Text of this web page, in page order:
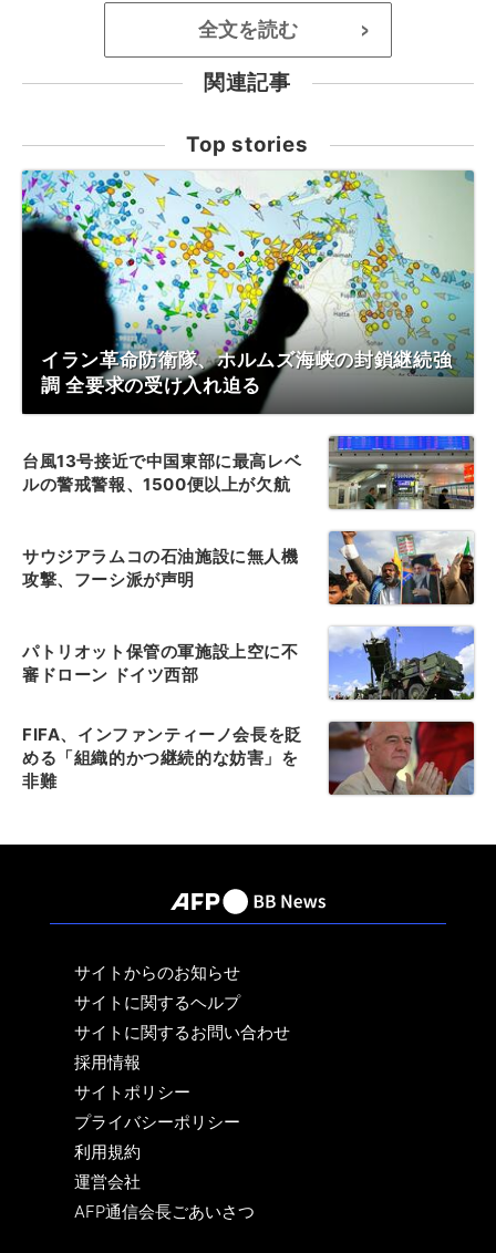
全文を読む >
関連記事
Top stories
イラン革命防衛隊、ホルムズ海峡の封鎖継続強
調 全要求の受け入れ迫る
台風13号接近で中国東部に最高レベ
ルの警戒警報、1500便以上が欠航
サウジアラムコの石油施設に無人機
攻撃、フーシ派が声明
パトリオット保管の軍施設上空に不
審ドローン ドイツ西部
FIFA、インファンティーノ会長を貶
める「組織的かつ継続的な妨害」を
非難
サイトからのお知らせ
サイトに関するヘルプ
サイトに関するお問い合わせ
採用情報
サイトポリシー
プライバシーポリシー
利用規約
運営会社
AFP通信会長ごあいさつ